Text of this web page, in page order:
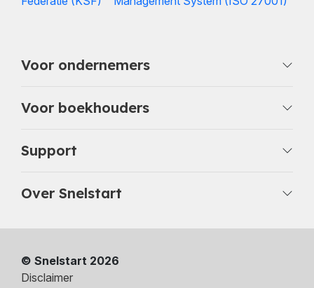
Voor ondernemers
Voor boekhouders
Support
Over Snelstart
© Snelstart 2026
Disclaimer